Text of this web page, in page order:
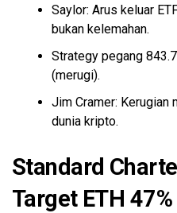
Saylor: Arus keluar
bukan kelemahan.
Strategy pegang
(merugi).
Jim Cramer: Kerugian
dunia kripto.
Standard
Target ETH